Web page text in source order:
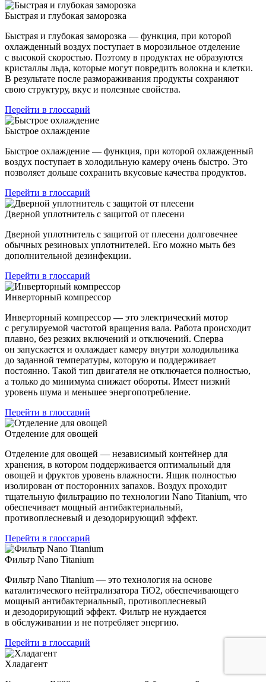
Быстрая и глубокая заморозка
Быстрая и глубокая заморозка — функция, при которой
охлажденный воздух поступает в морозильное отделение
с высокой скоростью. Поэтому в продуктах не образуются
кристаллы льда, которые могут повредить волокна и клетки.
В результате после размораживания продукты сохраняют
свою структуру, вкус и полезные свойства.
Перейти в глоссарий
Быстрое охлаждение
Быстрое охлаждение — функция, при которой охлажденный
воздух поступает в холодильную камеру очень быстро. Это
позволяет дольше сохранить вкусовые качества продуктов.
Перейти в глоссарий
Дверной уплотнитель с защитой от плесени
Дверной уплотнитель с защитой от плесени долговечнее
обычных резиновых уплотнителей. Его можно мыть без
дополнительной дезинфекции.
Перейти в глоссарий
Инверторный компрессор
Инверторный компрессор — это электрический мотор
с регулируемой частотой вращения вала. Работа происходит
плавно, без резких включений и отключений. Сперва
он запускается и охлаждает камеру внутри холодильника
до заданной температуры, которую и поддерживает
постоянно. Такой тип двигателя не отключается полностью,
а только до минимума снижает обороты. Имеет низкий
уровень шума и меньшее энергопотребление.
Перейти в глоссарий
Отделение для овощей
Отделение для овощей — независимый контейнер для
хранения, в котором поддерживается оптимальный для
овощей и фруктов уровень влажности. Ящик полностью
изолирован от посторонних запахов. Воздух проходит
тщательную фильтрацию по технологии Nano Titanium, что
обеспечивает мощный антибактериальный,
противоплесневый и дезодорирующий эффект.
Перейти в глоссарий
Фильтр Nano Titanium
Фильтр Nano Titanium — это технология на основе
каталитического нейтрализатора TiO2, обеспечивающего
мощный антибактериальный, противоплесневый
и дезодорирующий эффект. Фильтр не нуждается
в обслуживании и не потребляет энергию.
Перейти в глоссарий
Хладагент